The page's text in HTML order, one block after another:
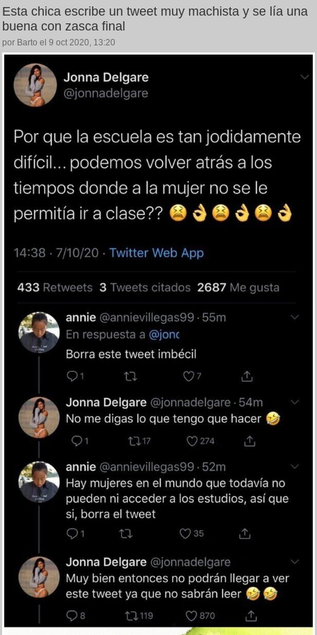
Esta chica escribe un tweet muy machista y se lía una
buena con zasca final
por Barto el 9 oct 2020, 13:20